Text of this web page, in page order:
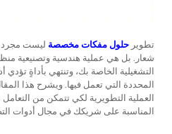
تطوير حلول مفكات مخصصة ليست مجرد
شعار. بل هي عملية هندسية وتصنيعية
التشغيلية الخاصة بك، وتنتهي بأداةٍ
المحددة التي تعمل فيها. ويشرح هذا
العملية التطويرية لكي تتمكن من
المناسبة على شريكك في مجال أدوات